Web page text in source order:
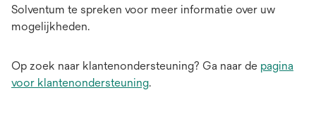
Solventum te spreken voor meer informatie over uw
mogelijkheden.
Op zoek naar klantenondersteuning? Ga naar de pagina
voor klantenondersteuning.